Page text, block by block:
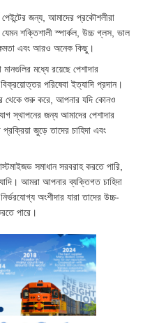
জন্য, আমাদের প্রকৌশলীরা
শক্তিশালী স্পার্কল, উচ্চ গ্লস, ভাল
এবং আরও অনেক কিছু।
মধ্যে রয়েছে পেশাদার
পরিষেবা ইত্যাদি প্রদান।
থেকে শুরু করে, আপনার যদি কোনও
স্থাপনের জন্য আমাদের পেশাদার
জুড়ে তাদের চাহিদা এবং
সমাধান সরবরাহ করতে পারি,
আমরা আপনার ব্যক্তিগত চাহিদা
অংশীদার যারা তাদের উচ্চ-
পারে।